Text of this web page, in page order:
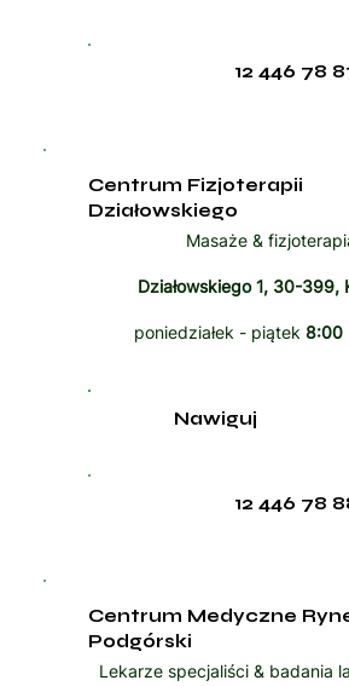
12 446 78
Centrum Fizjoterapii
Działowskiego
Masaże &
Działowskiego 1, 30-399,
poniedziałek - piątek 8:00
12 446 78
Nawiguj
Centrum Medyczne
Podgórski
Lekarze specjaliści & badania